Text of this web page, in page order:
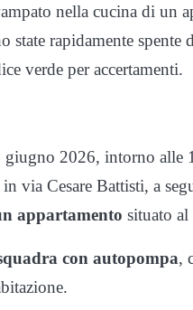
nella cucina di un
state rapidamente
verde per accertamenti.
giugno 2026, intorno alle
in via Cesare Battisti, a
appartamento situato
con autopompa,